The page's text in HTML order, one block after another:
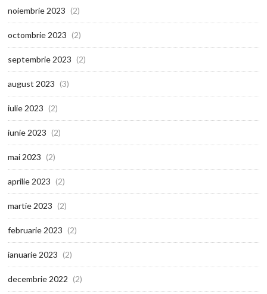
noiembrie 2023 (2)
octombrie 2023 (2)
septembrie 2023 (2)
august 2023 (3)
iulie 2023 (2)
iunie 2023 (2)
mai 2023 (2)
aprilie 2023 (2)
martie 2023 (2)
februarie 2023 (2)
ianuarie 2023 (2)
decembrie 2022 (2)